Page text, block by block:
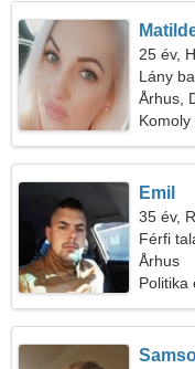
25 év,
Lány
Århus,
Emil
35 év,
Férfi
Århus
Politika